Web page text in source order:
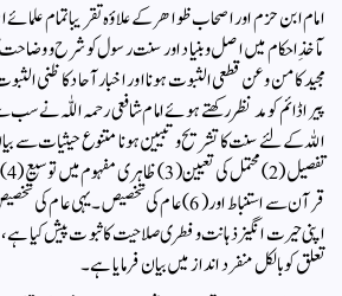
امام ابن حزم اور اصحاب ظواھر کے علاؤہ تقریبا تمام
مآخذِ احکام میں اصل و بنیاد اور سنت رسول کو شرح و وضاحت
مجید کا من و عن قطعی الثبوت ہونا اور اخبار آحاد کا ظنی
پیراڈائم کو مد نظر رکھتے ہوئے امام شافعی رحمہ اللّٰہ نے سب
قرآن سے استنباط اور (6) عام کی تخصیص۔
اپنی حیرت انگیز ذہانت و فطری صلاحیت کا ثبوت پیش کیا
تعلق کو بالکل منفرد انداز میں بیان فرمایا ہے۔